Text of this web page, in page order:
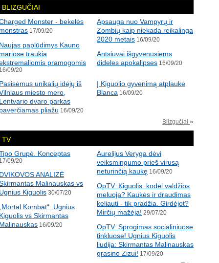
BLIZGUČIAI
Monster - bekelės
17/09/20
Apsauga nuo Vampyrų ir
Zombių kaip niekada reikalinga
2020 metais 16/09/20
paplūdimys Kauno
traukia
pramogomis
09/20
Antsiuvai išgyvenusiems
dideles apokalipses 16/09/20
unikalių idėjų iš
miesto mero,
dvaro parkas
pliažu 16/09/20
Į Kiguolio gyvenimą atplaukė
Blanca 16/09/20
Blizgučiai »
TV
Grupė. Konceptas
09/20
Aurelijus Veryga dėvi
veiksmingumo prieš virusą
neturinčią kaukę 16/09/20
ANALIZĖ
Malinauskas vs
Kiguolis 30/07/20
OpTV: Kiguolis: kodėl valdžios
meluoja? Kaukės ir draudimas
keliauti - tik pradžia. Girdėjot?
Mirčių mažėja! 29/07/20
Kombat“: Ugnius
vs Skirmantas
16/09/20
OpTV: Sprogimas socialiniuose
tinkluose! Ugnius Kiguolis
liudija: Skirmantas Malinauskas
grasino Zizui! 17/09/20